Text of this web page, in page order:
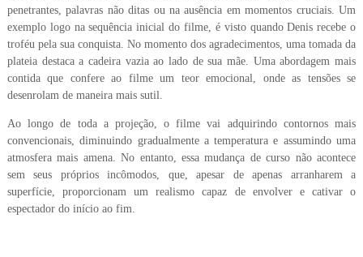
penetrantes, palavras não ditas ou na ausência em momentos cruciais. Um
exemplo logo na sequência inicial do filme, é visto quando Denis recebe o
troféu pela sua conquista. No momento dos agradecimentos, uma tomada da
plateia destaca a cadeira vazia ao lado de sua mãe. Uma abordagem mais
contida que confere ao filme um teor emocional, onde as tensões se
desenrolam de maneira mais sutil.
Ao longo de toda a projeção, o filme vai adquirindo contornos mais
convencionais, diminuindo gradualmente a temperatura e assumindo uma
atmosfera mais amena. No entanto, essa mudança de curso não acontece
sem seus próprios incômodos, que, apesar de apenas arranharem a
superfície, proporcionam um realismo capaz de envolver e cativar o
espectador do início ao fim.